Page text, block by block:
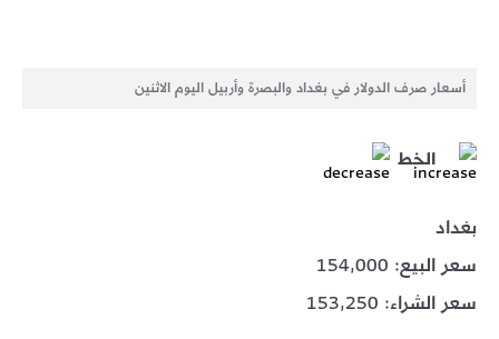
أسعار صرف الدولار في بغداد والبصرة وأربيل اليوم الاثنين
الخط
بغداد
سعر البيع: 154,000
سعر الشراء: 153,250